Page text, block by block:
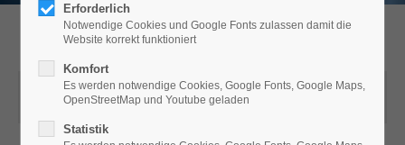
Von der Schwierigkeit, eine Balance zu
finden
Untertitel:
Die (Un-)Vereinbarkeit von Arbeit und
Erforderlich
Notwendige Cookies und Google Fonts zulassen damit die
Website korrekt funktioniert
Komfort
Es werden notwendige Cookies, Google Fonts, Google Maps,
OpenStreetMap und Youtube geladen
Statistik